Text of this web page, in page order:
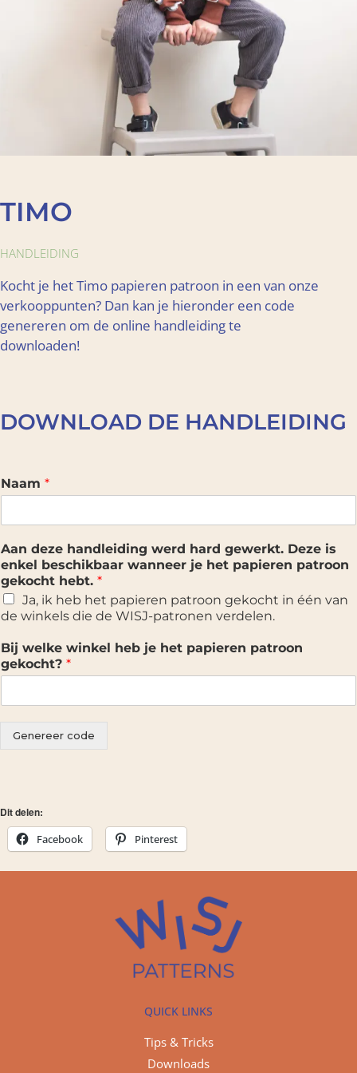
TIMO
HANDLEIDING
Kocht je het Timo papieren patroon in een van onze
verkooppunten? Dan kan je hieronder een code
genereren om de online handleiding te
downloaden!
DOWNLOAD DE HANDLEIDING
Naam *
Aan deze handleiding werd hard gewerkt. Deze is
enkel beschikbaar wanneer je het papieren patroon
gekocht hebt. *
Ja, ik heb het papieren patroon gekocht in één van
de winkels die de WISJ-patronen verdelen.
Bij welke winkel heb je het papieren patroon
gekocht? *
Genereer code
Dit delen:
Facebook
Pinterest
QUICK LINKS
Tips & Tricks
Downloads